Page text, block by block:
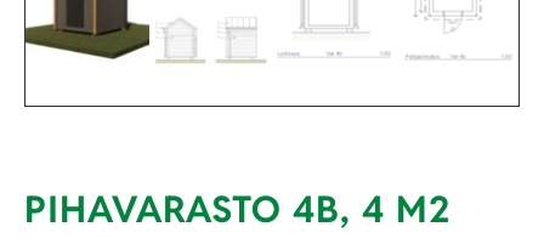
PIHAVARASTO 4B, 4 M2